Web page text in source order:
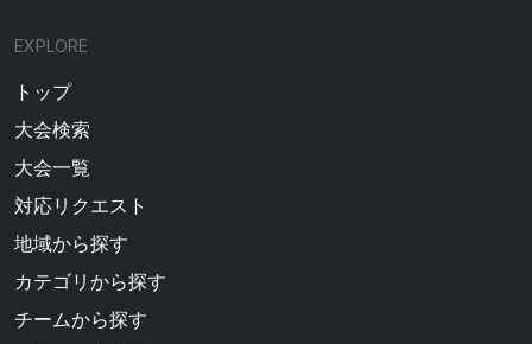
EXPLORE
トップ
大会検索
大会一覧
対応リクエスト
地域から探す
カテゴリから探す
チームから探す